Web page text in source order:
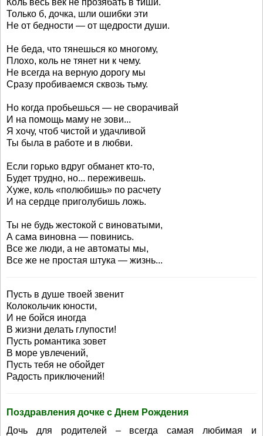
Коль весь век не прозябать в тиши.
Только б, дочка, шли ошибки эти
Не от бедности — от щедрости души.
Не беда, что тянешься ко многому,
Плохо, коль не тянет ни к чему.
Не всегда на верную дорогу мы
Сразу пробиваемся сквозь тьму.
Но когда пробьешься — не сворачивай
И на помощь маму не зови...
Я хочу, чтоб чистой и удачливой
Ты была в работе и в любви.
Если горько вдруг обманет кто-то,
Будет трудно, но... переживешь.
Хуже, коль «полюбишь» по расчету
И на сердце приголубишь ложь.
Ты не будь жестокой с виноватыми,
А сама виновна — повинись.
Все же люди, а не автоматы мы,
Все же не простая штука — жизнь...
Пусть в душе твоей звенит
Колокольчик юности,
И не бойся иногда
В жизни делать глупости!
Пусть романтика зовет
В море увлечений,
Пусть тебя не обойдет
Радость приключений!
Поздравления дочке с Днем Рождения
Дочь для родителей – всегда самая любимая и